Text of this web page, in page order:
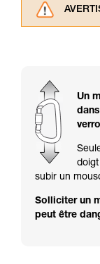
avec
la
de la
liées à
que
Un
subir un
Solliciter un
peut être